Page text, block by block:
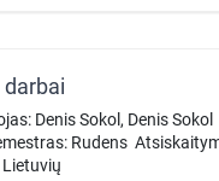
Denis Sokol, Denis
Rudens